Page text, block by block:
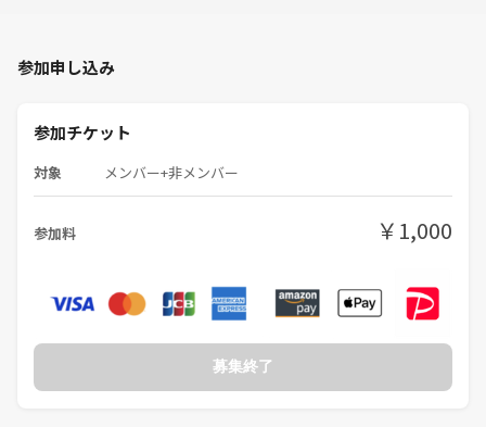
参加申し込み
参加チケット
対象 メンバー+非メンバー
参加料 ￥1,000
募集終了